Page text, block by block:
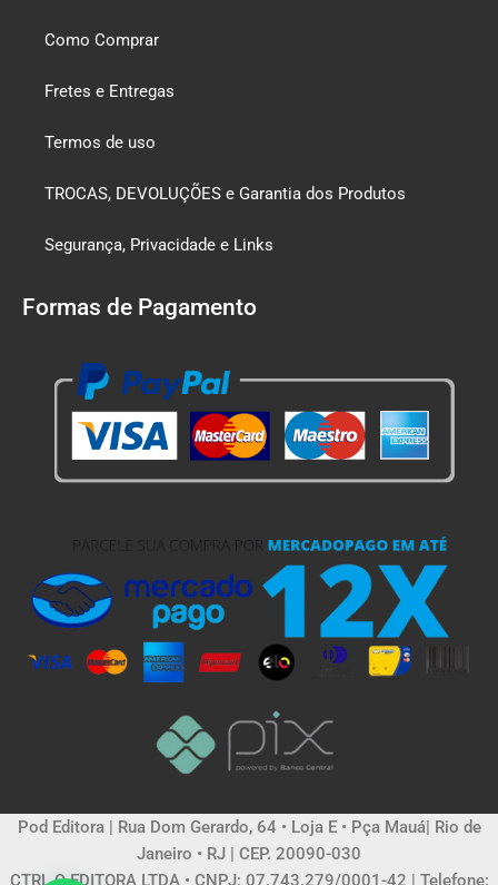
Como Comprar
Fretes e Entregas
Termos de uso
TROCAS, DEVOLUÇÕES e Garantia dos Produtos
Segurança, Privacidade e Links
Formas de Pagamento
Pod Editora | Rua Dom Gerardo, 64 • Loja E • Pça Mauá| Rio de
Janeiro • RJ | CEP. 20090-030
CTRL C EDITORA LTDA • CNPJ: 07.743.279/0001-42 | Telefone: